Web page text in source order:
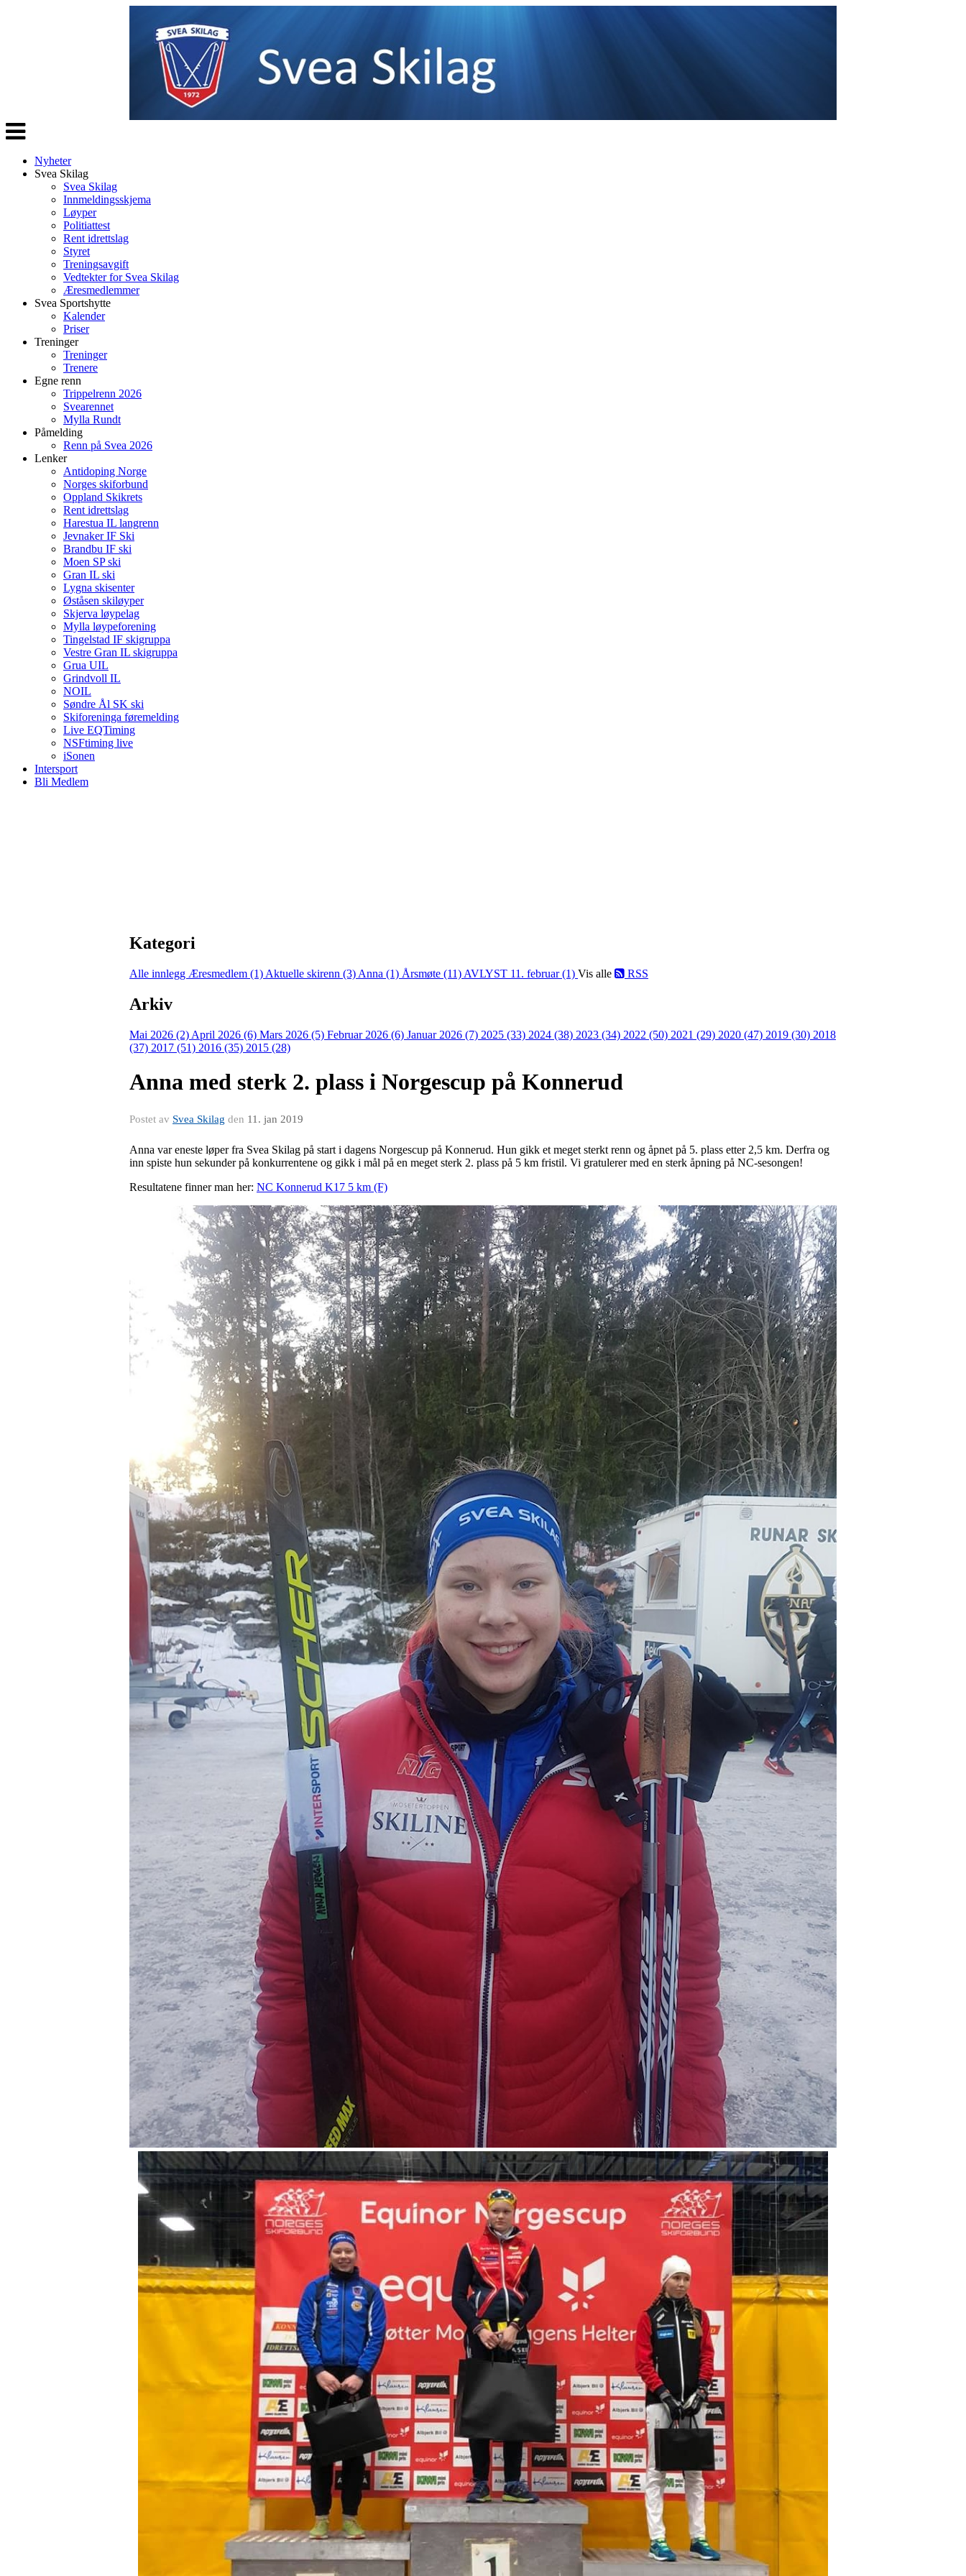
Veksle
navigasjon
Nyheter
Svea Skilag
Svea Skilag
Innmeldingsskjema
Løyper
Politiattest
Rent idrettslag
Styret
Treningsavgift
Vedtekter for Svea Skilag
Æresmedlemmer
Svea Sportshytte
Kalender
Priser
Treninger
Treninger
Trenere
Egne renn
Trippelrenn 2026
Svearennet
Mylla Rundt
Påmelding
Renn på Svea 2026
Lenker
Antidoping Norge
Norges skiforbund
Oppland Skikrets
Rent idrettslag
Harestua IL langrenn
Jevnaker IF Ski
Brandbu IF ski
Moen SP ski
Gran IL ski
Lygna skisenter
Øståsen skiløyper
Skjerva løypelag
Mylla løypeforening
Tingelstad IF skigruppa
Vestre Gran IL skigruppa
Grua UIL
Grindvoll IL
NOIL
Søndre Ål SK ski
Skiforeninga føremelding
Live EQTiming
NSFtiming live
iSonen
Intersport
Bli Medlem
Kategori
Alle innlegg Æresmedlem (1) Aktuelle skirenn (3) Anna (1) Årsmøte (11) AVLYST 11. februar (1) Vis alle RSS
Arkiv
Mai 2026 (2) April 2026 (6) Mars 2026 (5) Februar 2026 (6) Januar 2026 (7) 2025 (33) 2024 (38) 2023 (34) 2022 (50) 2021 (29) 2020 (47) 2019 (30) 2018
(37) 2017 (51) 2016 (35) 2015 (28)
Anna med sterk 2. plass i Norgescup på Konnerud
Postet av Svea Skilag den 11. jan 2019
Anna var eneste løper fra Svea Skilag på start i dagens Norgescup på Konnerud. Hun gikk et meget sterkt renn og åpnet på 5. plass etter 2,5 km. Derfra og
inn spiste hun sekunder på konkurrentene og gikk i mål på en meget sterk 2. plass på 5 km fristil. Vi gratulerer med en sterk åpning på NC-sesongen!
Resultatene finner man her: NC Konnerud K17 5 km (F)